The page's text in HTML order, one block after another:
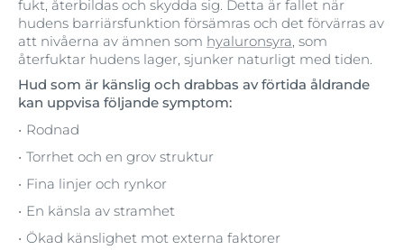
fukt, återbildas och skydda sig. Detta är fallet när
hudens barriärsfunktion försämras och det förvärras av
att nivåerna av ämnen som hyaluronsyra, som
återfuktar hudens lager, sjunker naturligt med tiden.
Hud som är känslig och drabbas av förtida åldrande
kan uppvisa följande symptom:
Rodnad
Torrhet och en grov struktur
Fina linjer och rynkor
En känsla av stramhet
Ökad känslighet mot externa faktorer